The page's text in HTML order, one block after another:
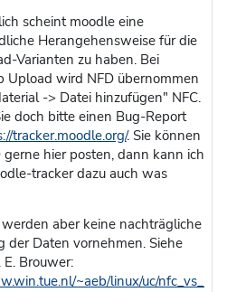
scheint moodle eine
Herangehensweise für die
Varianten zu haben. Bei
Upload wird NFD übernommen
-> Datei hinzufügen" NFC.
doch bitte einen Bug-Report
tracker.moodle.org/. Sie können
hier posten, dann kann ich
tracker dazu auch was
aber keine nachträgliche
der Daten vornehmen. Siehe
E. Brouwer:
~aeb/linux/uc/